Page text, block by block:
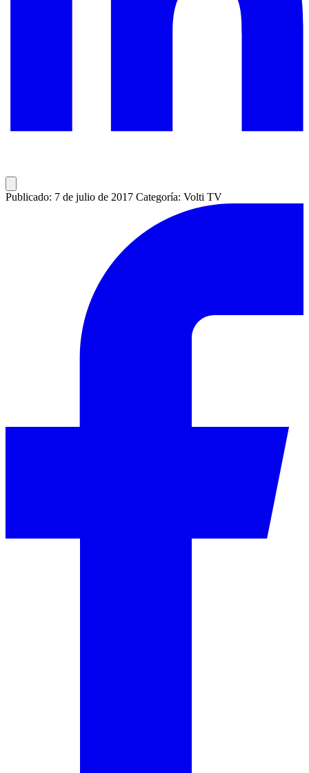
Publicado: 7 de julio de 2017 Categoría: Volti TV